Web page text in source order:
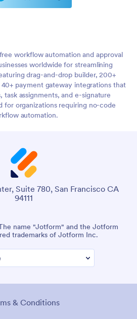
workflow automation and approval
worldwide for streamlining
drag-and-drop builder, 200+
payment gateway integrations that
task assignments, and e-signature
for organizations requiring no-code
automation.
Suite 780, San Francisco CA
94111
name "Jotform" and the Jotform
trademarks of Jotform Inc.
& Conditions